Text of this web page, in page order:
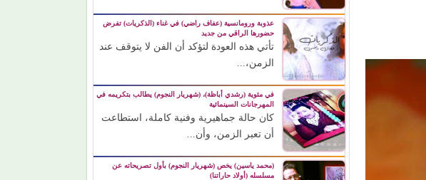
عذوبة ورومانسية (عفاف راضي) في غناء (الذكريات) تفرض
حضورها الراقي من جديد
تأتي هذه العودة لتؤكد أن الفن لا يتوقف عند
الزمن،...
في مئوية (رشدي أباظة)، (شهريار النجوم) يطالب بتكريمه في
المهرجانات السينمائية
كان حالة جماهيرية وفنية كاملة، استطاعت
أن تعبر الزمن، وأن...
(محمد ياسين) يخص (شهريار النجوم) بأول تصريحاته عن
مسلسله (أولاد حاراتنا)